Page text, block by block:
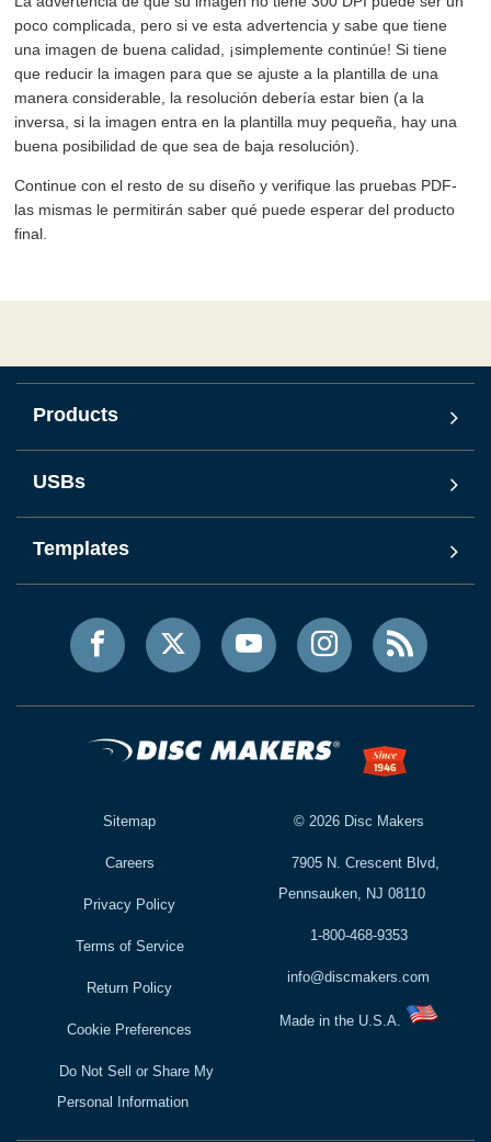
poco complicada, pero si ve esta advertencia y sabe que tiene
una imagen de buena calidad, ¡simplemente continúe! Si tiene
que reducir la imagen para que se ajuste a la plantilla de una
manera considerable, la resolución debería estar bien (a la
inversa, si la imagen entra en la plantilla muy pequeña, hay una
buena posibilidad de que sea de baja resolución).
Continue con el resto de su diseño y verifique las pruebas PDF-
las mismas le permitirán saber qué puede esperar del producto
final.
Products
USBs
Templates
Sitemap
Careers
Privacy Policy
Terms of Service
Return Policy
Cookie Preferences
Do Not Sell or Share My
Personal Information
© 2026Disc Makers
7905 N. Crescent Blvd,
Pennsauken, NJ 08110
1-800-468-9353
info@discmakers.com
Made in the U.S.A.